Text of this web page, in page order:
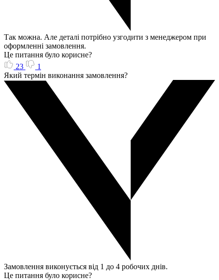
Так можна. Але деталі потрібно узгодити з менеджером при
оформленні замовлення.
Це питання було корисне?
23
1
Який термін виконання замовлення?
Замовлення виконується від 1 до 4 робочих днів.
Це питання було корисне?